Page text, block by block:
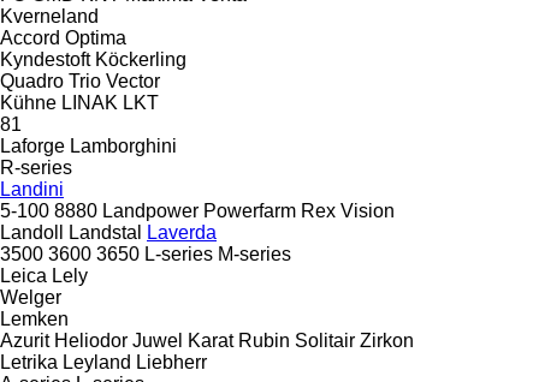
Kverneland
Accord Optima
Kyndestoft Köckerling
Quadro Trio Vector
Kühne LINAK LKT
81
Laforge Lamborghini
R-series
Landini
5-100 8880 Landpower Powerfarm Rex Vision
Landoll
Landstal
Laverda
3500 3600 3650 L-series M-series
Leica Lely
Welger
Lemken
Azurit Heliodor Juwel Karat Rubin Solitair Zirkon
Letrika Leyland Liebherr